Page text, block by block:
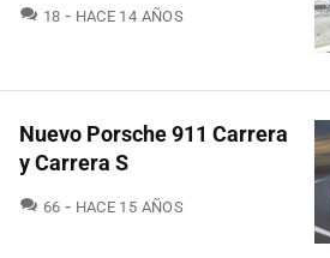
18 COMENTARIOS
HACE 14 AÑOS
Nuevo Porsche 911 Carrera
y Carrera S
66 COMENTARIOS
HACE 15 AÑOS